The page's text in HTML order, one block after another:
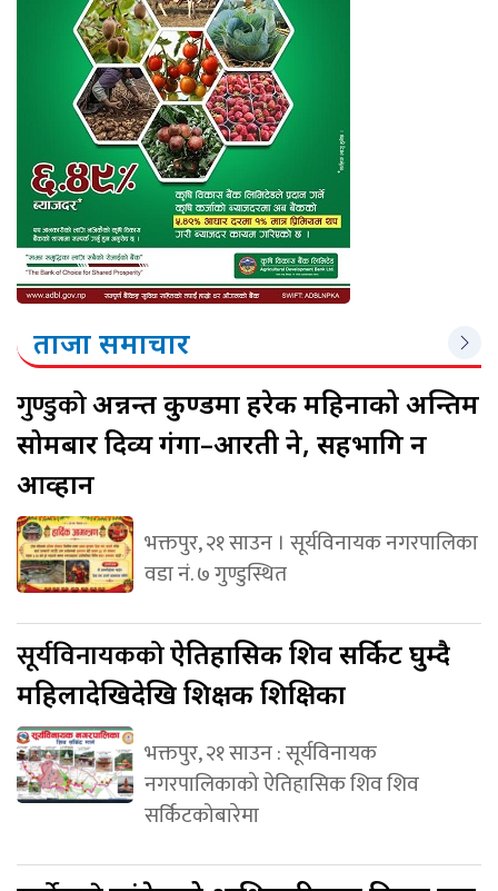
ताजा समाचार
गुण्डुकोअन्नन्त कुण्डमा हरेक महिनाको अन्तिम
सोमबार दिव्य गंगा–आरती हुने, सहभागि हुन
आव्हान
भक्तपुर, २१ साउन । सूर्यविनायक नगरपालिका
वडा नं. ७ गुण्डुस्थित
सूर्यविनायककोऐतिहासिक शिव सर्किट घुम्दै
महिलादेखिदेखि शिक्षक शिक्षिका
भक्तपुर, २१ साउन : सूर्यविनायक
नगरपालिकाको ऐतिहासिक शिव शिव
सर्किटकोबारेमा